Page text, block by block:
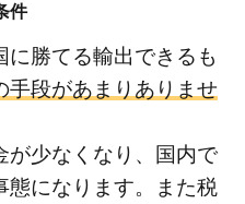
件
勝てる輸出できるも
手段があまりありませ
が少なくなり、国内で
態になります。また税